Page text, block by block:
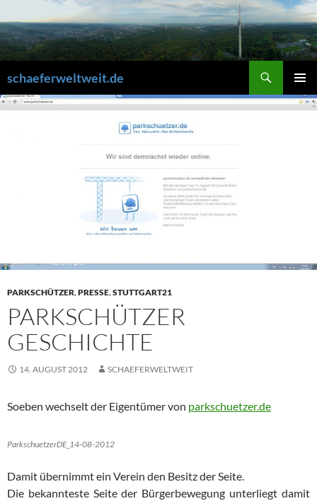
Inhalt
springen
schaeferweltweit.de
MENÜ
PARKSCHÜTZER,PRESSE,STUTTGART21
PARKSCHÜTZER
GESCHICHTE
14. AUGUST 2012 SCHAEFERWELTWEIT
Soeben wechselt der Eigentümer von parkschuetzer.de
ParkschuetzerDE_14-08-2012
Damit übernimmt ein Verein den Besitz der Seite.
Die bekannteste Seite der Bürgerbewegung unterliegt damit